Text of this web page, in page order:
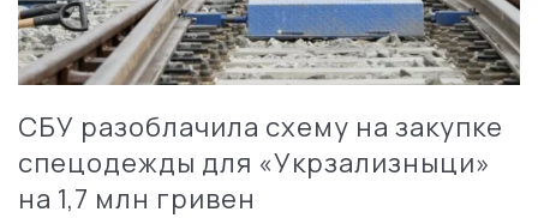
СБУ разоблачила схему на закупке
спецодежды для «Укрзализныци»
на 1,7 млн гривен